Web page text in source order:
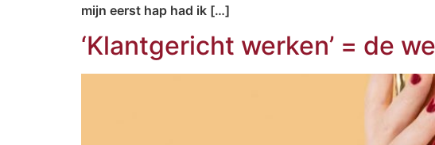
mijn eerst hap had ik […]
‘Klantgericht werken’ = de